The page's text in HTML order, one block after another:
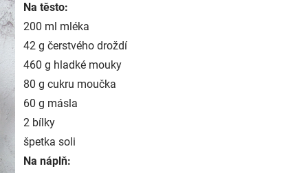
Na těsto:
200 ml mléka
42 g čerstvého droždí
460 g hladké mouky
80 g cukru moučka
60 g másla
2 bílky
špetka soli
Na náplň: